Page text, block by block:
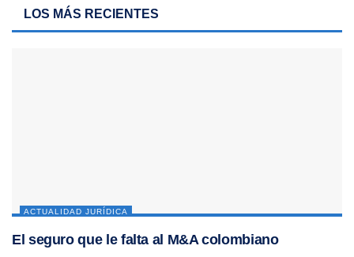
LOS MÁS RECIENTES
ACTUALIDAD JURÍDICA
El seguro que le falta al M&A colombiano